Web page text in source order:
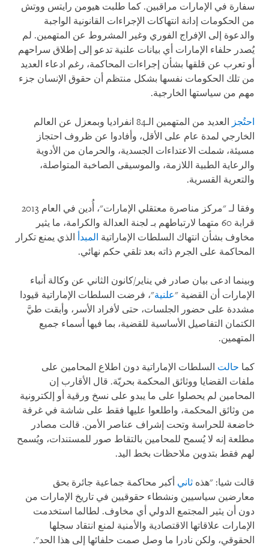
سفارة في الإمارات مراقبين. كما طلبت هيومن رايتس ووتش
من الحكومات إدانة انتهاكات الإجراءات القانونية الواجبة
والدعوة إلى الإفراج الفوري وغير المشروط عن المتهمين. لم
يُصدر حلفاء الإمارات أي بيانات علنية تدعو إلى إطلاق سراحهم
أو تعرب عن قلقها بشأن إجراءات المحاكمة، رغم ادعاء العديد
من تلك الحكومات نفسها بشكل منتظم أن حقوق الإنسان جزء
مهم من سياستها الخارجية.
احتُجز
العديد من المتهمين الـ84 انفراديا وبمعزل عن العالم
الخارجي لمدة عام على الأقل، وأفادوا عن ظروف احتجاز
مسيئة، شملت الاعتداءات الجسدية، والحرمان من الأدوية
والرعاية الطبية اللازمة، والموسيقى الصاخبة المتواصلة،
والتعرية القسرية.
وفقا لـ "مركز مناصرة معتقلي الإمارات"، أُدين في العام 2013
قرابة 60 متهما لارتباطهم بـ لجنة العدالة والكرامة، ما يثير
مخاوف بشأن انتهاك السلطات الإماراتية المبدأ الذي يمنع تكرار
المحاكمة على الجرم ذاته بعد تلقي حكم نهائي.
وبينما ادعى بيان صادر في يناير/كانون الثاني عن وكالة أنباء
الإمارات أن القضية "علنية"، فرضت السلطات الإماراتية قيودا
مشددة على حضور الجلسات، حتى لأفراد الأسر، وأبقت طيَّ
الكتمان التفاصيل الأساسية للقضية، بما فيها أسماء جميع
المتهمين.
كما حالت السلطات الإماراتية دون اطلاع المحامين على
ملفات القضايا ووثائق المحكمة بحريّة. قال الأقارب إن
المحامين لم يحصلوا على ما يبدو على نسخ ورقية أو إلكترونية
من وثائق المحكمة، واطلعوا عليها فقط على شاشة في غرفة
خاضعة للحراسة وتحت إشراف عناصر الأمن. قالت مصادر
مطلعة إنه لا يُسمح للمحامين بالتقاط صور للمستندات، ويُسمح
لهم فقط بتدوين ملاحظات بخط اليد.
قالت شيا: "هذه ثاني أكبر محاكمة جماعية جائرة بحق
معارضين سياسيين ونشطاء حقوقيين في تاريخ الإمارات من
دون أن يثير المجتمع الدولي أي مخاوف. لطالما استخدمت
الإمارات علاقاتها الاقتصادية والأمنية لمنع انتقاد سجلها
الحقوقي، ولكن نادرا ما وصل صمت حلفائها إلى هذا الحد".